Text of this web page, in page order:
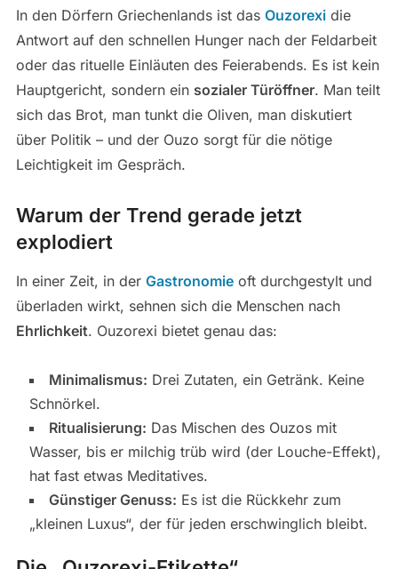
In den Dörfern Griechenlands ist das Ouzorexidie
Antwort auf den schnellen Hunger nach der Feldarbeit
oder das rituelle Einläuten des Feierabends. Es ist kein
Hauptgericht, sondern ein sozialer Türöffner. Man teilt
sich das Brot, man tunkt die Oliven, man diskutiert
über Politik – und der Ouzo sorgt für die nötige
Leichtigkeit im Gespräch.
Warum der Trend gerade jetzt
explodiert
In einer Zeit, in der Gastronomieoft durchgestylt und
überladen wirkt, sehnen sich die Menschen nach
Ehrlichkeit. Ouzorexi bietet genau das:
Minimalismus: Drei Zutaten, ein Getränk. Keine
Schnörkel.
Ritualisierung: Das Mischen des Ouzos mit
Wasser, bis er milchig trüb wird (der Louche-Effekt),
hat fast etwas Meditatives.
Günstiger Genuss: Es ist die Rückkehr zum
„kleinen Luxus“, der für jeden erschwinglich bleibt.